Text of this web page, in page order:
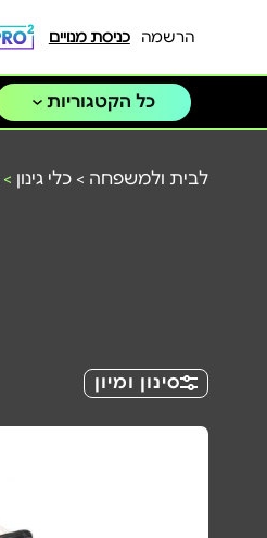
הרשמה כניסת מנויים
כל הקטגוריות
לבית ולמשפחה > כלי גינון >
סינון ומיון